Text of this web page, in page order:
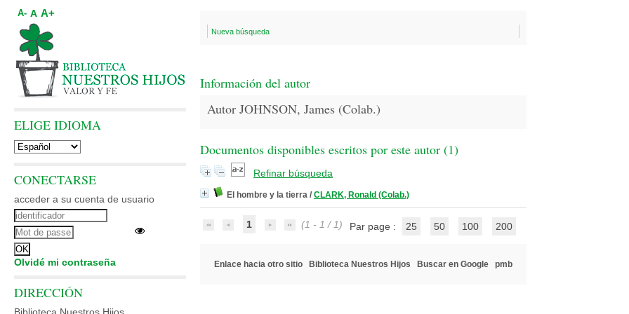
Nueva búsqueda
Información del autor
Autor JOHNSON, James (Colab.)
Documentos disponibles escritos por este autor (1)
Refinar búsqueda
El hombre y la tierra / CLARK, Ronald (Colab.)
1 (1 - 1 / 1) Par page : 25 50 100 200
Enlace hacia otro sitio Biblioteca Nuestros Hijos Buscar en Google pmb
A- A A+
ELIGE IDIOMA
CONECTARSE
acceder a su cuenta de usuario
Olvidé mi contraseña
DIRECCIÓN